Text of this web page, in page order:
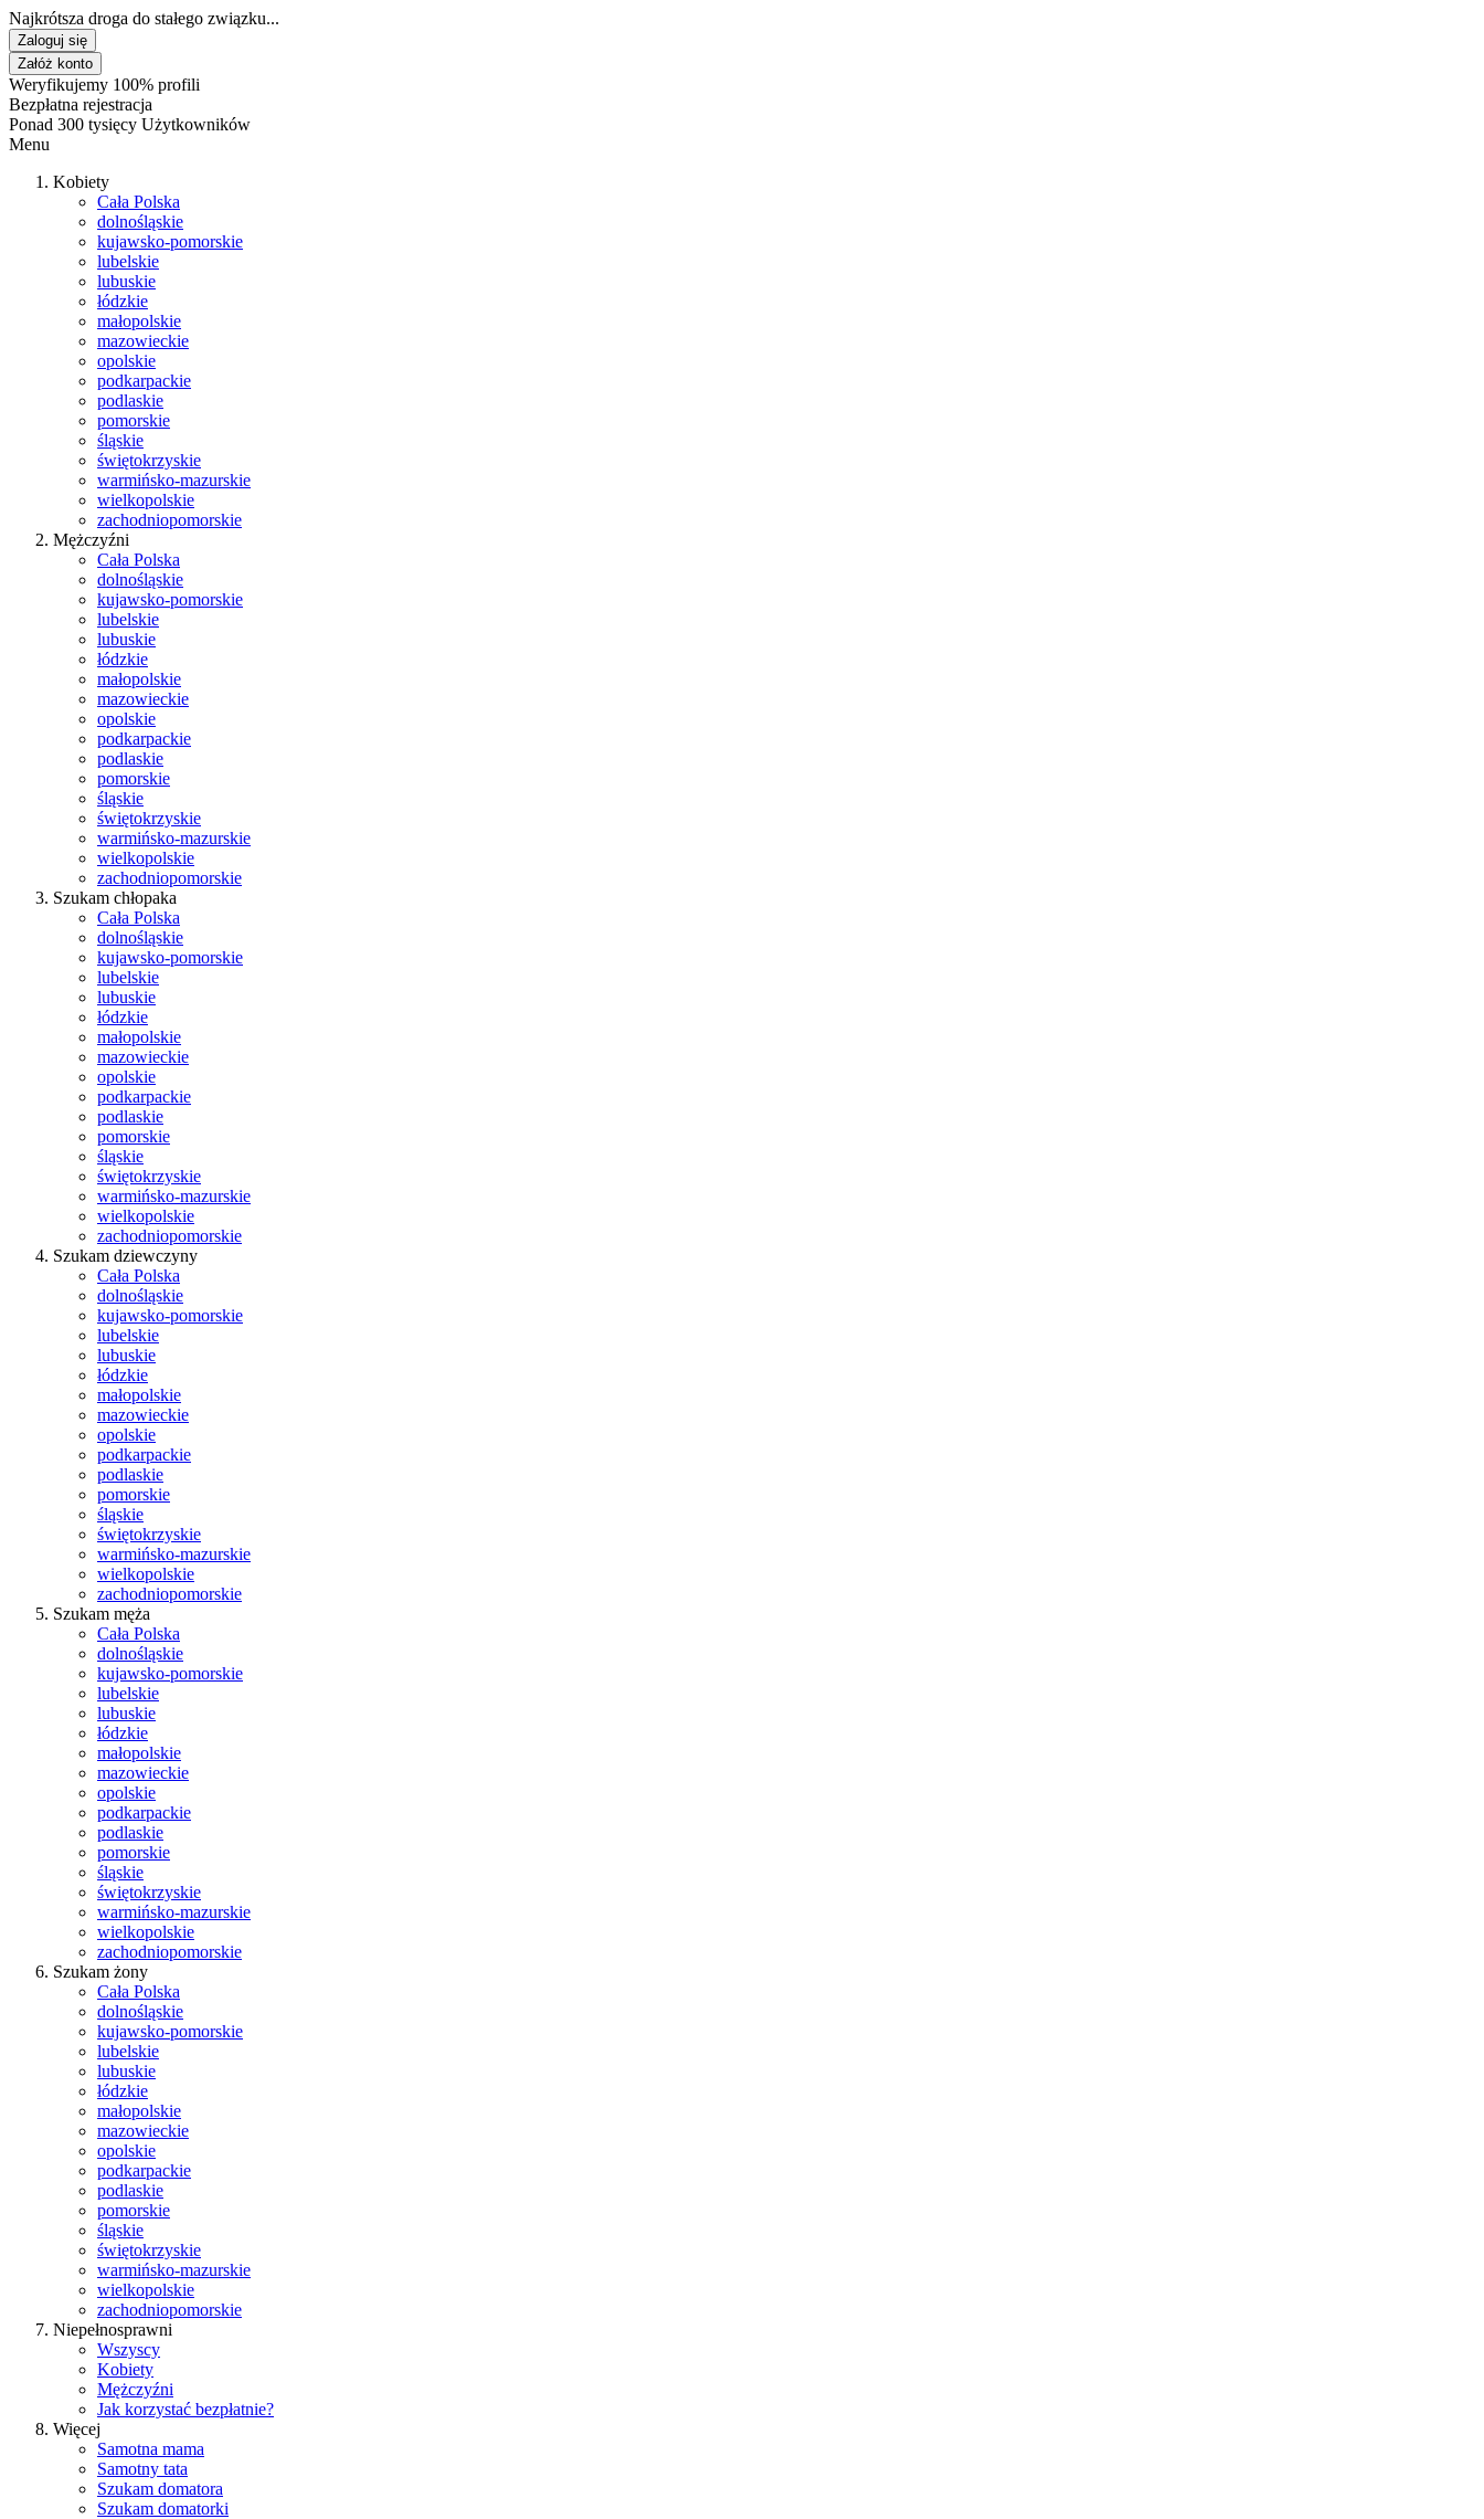
Najkrótsza droga do stałego związku...
Zaloguj się
Załóż konto
Weryfikujemy 100% profili
Bezpłatna rejestracja
Ponad 300 tysięcy Użytkowników
Menu
Kobiety
Cała Polska
dolnośląskie
kujawsko-pomorskie
lubelskie
lubuskie
łódzkie
małopolskie
mazowieckie
opolskie
podkarpackie
podlaskie
pomorskie
śląskie
świętokrzyskie
warmińsko-mazurskie
wielkopolskie
zachodniopomorskie
Mężczyźni
Cała Polska
dolnośląskie
kujawsko-pomorskie
lubelskie
lubuskie
łódzkie
małopolskie
mazowieckie
opolskie
podkarpackie
podlaskie
pomorskie
śląskie
świętokrzyskie
warmińsko-mazurskie
wielkopolskie
zachodniopomorskie
Szukam chłopaka
Cała Polska
dolnośląskie
kujawsko-pomorskie
lubelskie
lubuskie
łódzkie
małopolskie
mazowieckie
opolskie
podkarpackie
podlaskie
pomorskie
śląskie
świętokrzyskie
warmińsko-mazurskie
wielkopolskie
zachodniopomorskie
Szukam dziewczyny
Cała Polska
dolnośląskie
kujawsko-pomorskie
lubelskie
lubuskie
łódzkie
małopolskie
mazowieckie
opolskie
podkarpackie
podlaskie
pomorskie
śląskie
świętokrzyskie
warmińsko-mazurskie
wielkopolskie
zachodniopomorskie
Szukam męża
Cała Polska
dolnośląskie
kujawsko-pomorskie
lubelskie
lubuskie
łódzkie
małopolskie
mazowieckie
opolskie
podkarpackie
podlaskie
pomorskie
śląskie
świętokrzyskie
warmińsko-mazurskie
wielkopolskie
zachodniopomorskie
Szukam żony
Cała Polska
dolnośląskie
kujawsko-pomorskie
lubelskie
lubuskie
łódzkie
małopolskie
mazowieckie
opolskie
podkarpackie
podlaskie
pomorskie
śląskie
świętokrzyskie
warmińsko-mazurskie
wielkopolskie
zachodniopomorskie
Niepełnosprawni
Wszyscy
Kobiety
Mężczyźni
Jak korzystać bezpłatnie?
Więcej
Samotna mama
Samotny tata
Szukam domatora
Szukam domatorki